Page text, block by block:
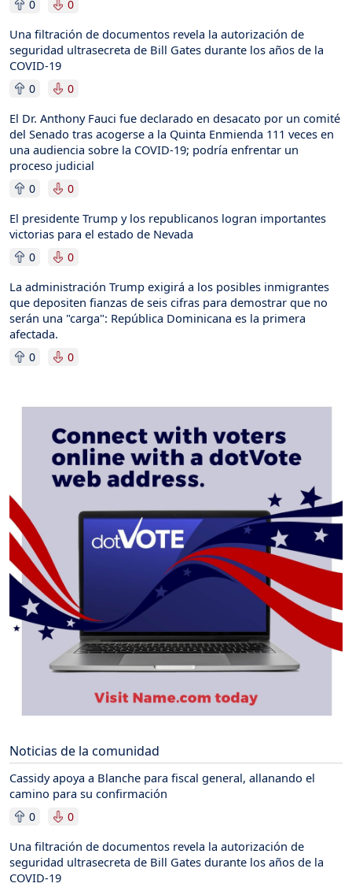
0 0
Una filtración de documentos revela la autorización de
seguridad ultrasecreta de Bill Gates durante los años de la
COVID-19
0 0
El Dr. Anthony Fauci fue declarado en desacato por un comité
del Senado tras acogerse a la Quinta Enmienda 111 veces en
una audiencia sobre la COVID-19; podría enfrentar un
proceso judicial
0 0
El presidente Trump y los republicanos logran importantes
victorias para el estado de Nevada
0 0
La administración Trump exigirá a los posibles inmigrantes
que depositen fianzas de seis cifras para demostrar que no
serán una "carga": República Dominicana es la primera
afectada.
0 0
Noticias de la comunidad
Cassidy apoya a Blanche para fiscal general, allanando el
camino para su confirmación
0 0
Una filtración de documentos revela la autorización de
seguridad ultrasecreta de Bill Gates durante los años de la
COVID-19